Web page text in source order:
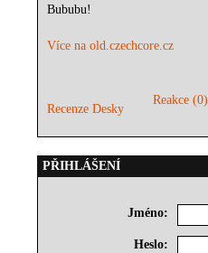
Bububu!
Více na old.czechcore.cz
Recenze Desky
Reakce (0)
PŘIHLÁŠENÍ
Jméno:
Heslo: